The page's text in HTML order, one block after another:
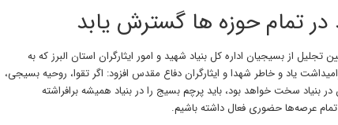
تمام حوزه ها گسترش یابد
تجلیل از بسیجیان اداره کل بنیاد شهید و امور ایثارگران استان البرز که به
یاد و خاطر شهدا و ایثارگران دفاع مقدس افزود: اگر تقوا، روحیه بسیجی،
در بنیاد سخت خواهد بود، باید پرچم بسیج را در بنیاد همیشه برافراشته
عرصه‌ها حضوری فعال داشته باشیم.